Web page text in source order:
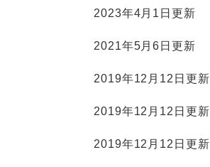
2023年4月1日更新
2021年5月6日更新
2019年12月12日更新
2019年12月12日更新
2019年12月12日更新